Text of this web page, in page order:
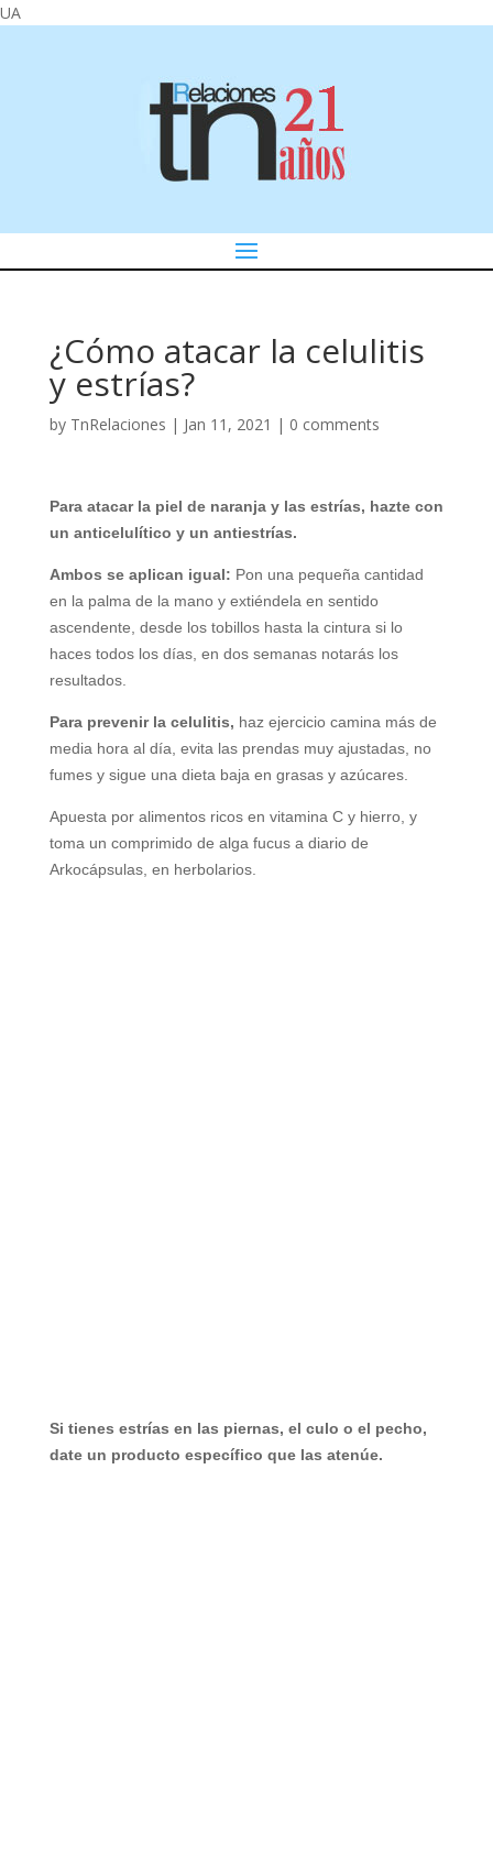
UA
¿Cómo atacar la celulitis
y estrías?
by TnRelaciones | Jan 11, 2021 | 0 comments
Para atacar la piel de naranja y las estrías, hazte con
un anticelulítico y un antiestrías.
Ambos se aplican igual: Pon una pequeña cantidad
en la palma de la mano y extiéndela en sentido
ascendente, desde los tobillos hasta la cintura si lo
haces todos los días, en dos semanas notarás los
resultados.
Para prevenir la celulitis, haz ejercicio camina más de
media hora al día, evita las prendas muy ajustadas, no
fumes y sigue una dieta baja en grasas y azúcares.
Apuesta por alimentos ricos en vitamina C y hierro, y
toma un comprimido de alga fucus a diario de
Arkocápsulas, en herbolarios.
Si tienes estrías en las piernas, el culo o el pecho,
date un producto específico que las atenúe.